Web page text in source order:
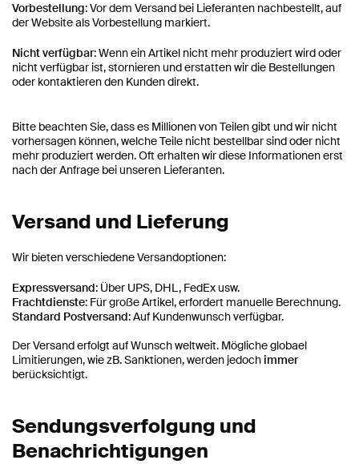
Vorbestellung: Vor dem Versand bei Lieferanten nachbestellt, auf
der Website als Vorbestellung markiert.
Nicht verfügbar: Wenn ein Artikel nicht mehr produziert wird oder
nicht verfügbar ist, stornieren und erstatten wir die Bestellungen
oder kontaktieren den Kunden direkt.
Bitte beachten Sie, dass es Millionen von Teilen gibt und wir nicht
vorhersagen können, welche Teile nicht bestellbar sind oder nicht
mehr produziert werden. Oft erhalten wir diese Informationen erst
nach der Anfrage bei unseren Lieferanten.
Versand und Lieferung
Wir bieten verschiedene Versandoptionen:
Expressversand: Über UPS, DHL, FedEx usw.
Frachtdienste: Für große Artikel, erfordert manuelle Berechnung.
Standard Postversand: Auf Kundenwunsch verfügbar.
Der Versand erfolgt auf Wunsch weltweit. Mögliche globael
Limitierungen, wie zB. Sanktionen, werden jedoch immer
berücksichtigt.
Sendungsverfolgung und
Benachrichtigungen